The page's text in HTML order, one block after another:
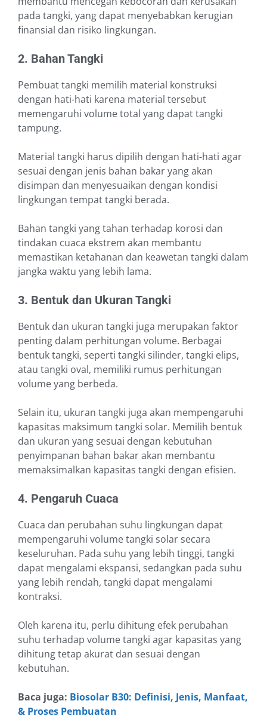
pada tangki, yang dapat menyebabkan kerugian
finansial dan risiko lingkungan.
2. Bahan Tangki
Pembuat tangki memilih material konstruksi
dengan hati-hati karena material tersebut
memengaruhi volume total yang dapat tangki
tampung.
Material tangki harus dipilih dengan hati-hati agar
sesuai dengan jenis bahan bakar yang akan
disimpan dan menyesuaikan dengan kondisi
lingkungan tempat tangki berada.
Bahan tangki yang tahan terhadap korosi dan
tindakan cuaca ekstrem akan membantu
memastikan ketahanan dan keawetan tangki dalam
jangka waktu yang lebih lama.
3. Bentuk dan Ukuran Tangki
Bentuk dan ukuran tangki juga merupakan faktor
penting dalam perhitungan volume. Berbagai
bentuk tangki, seperti tangki silinder, tangki elips,
atau tangki oval, memiliki rumus perhitungan
volume yang berbeda.
Selain itu, ukuran tangki juga akan mempengaruhi
kapasitas maksimum tangki solar. Memilih bentuk
dan ukuran yang sesuai dengan kebutuhan
penyimpanan bahan bakar akan membantu
memaksimalkan kapasitas tangki dengan efisien.
4. Pengaruh Cuaca
Cuaca dan perubahan suhu lingkungan dapat
mempengaruhi volume tangki solar secara
keseluruhan. Pada suhu yang lebih tinggi, tangki
dapat mengalami ekspansi, sedangkan pada suhu
yang lebih rendah, tangki dapat mengalami
kontraksi.
Oleh karena itu, perlu dihitung efek perubahan
suhu terhadap volume tangki agar kapasitas yang
dihitung tetap akurat dan sesuai dengan
kebutuhan.
Baca juga: Biosolar B30: Definisi, Jenis, Manfaat,
& Proses Pembuatan